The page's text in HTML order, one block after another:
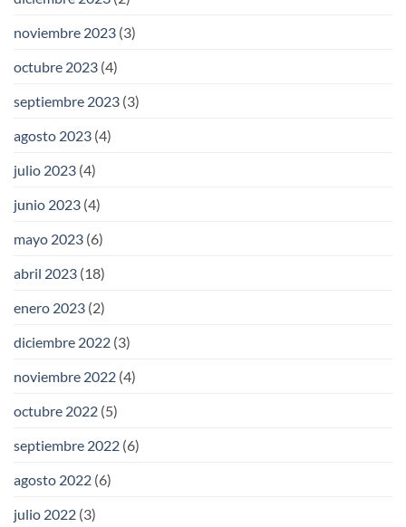
noviembre 2023 (3)
octubre 2023 (4)
septiembre 2023 (3)
agosto 2023 (4)
julio 2023 (4)
junio 2023 (4)
mayo 2023 (6)
abril 2023 (18)
enero 2023 (2)
diciembre 2022 (3)
noviembre 2022 (4)
octubre 2022 (5)
septiembre 2022 (6)
agosto 2022 (6)
julio 2022 (3)